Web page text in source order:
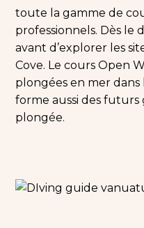
toute la gamme de
professionnels. Dès le
avant d’explorer les
Cove. Le cours Open
plongées en mer dans
forme aussi des
plongée.